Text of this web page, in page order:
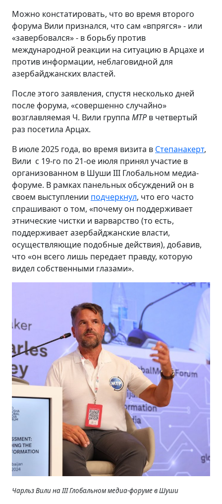
Можно констатировать, что во время второго
форума Вили признался, что сам «впрягся» - или
«завербовался» - в борьбу против
международной реакции на ситуацию в Арцахе и
против информации, неблаговидной для
азербайджанских властей.
После этого заявления, спустя несколько дней
после форума, «совершенно случайно»
возглавляемая Ч. Вили группа MTP в четвертый
раз посетила Арцах.
В июле 2025 года, во время визита в Степанакерт,
Вили с 19-го по 21-ое июля принял участие в
организованном в Шуши III Глобальном медиа-
форуме. В рамках панельных обсуждений он в
своeм выступлении подчеркнул, что его часто
спрашивают о том, «почему он поддерживает
этнические чистки и варварство (то есть,
поддерживает азербайджанские власти,
осуществляющие подобные действия), добавив,
что «он всего лишь передает правду, которую
видел собственными глазами».
Чарльз Вили на III Глобальном медиа-форуме в Шуши